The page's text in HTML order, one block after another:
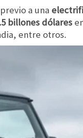
a una
billones dólares
entre otros.